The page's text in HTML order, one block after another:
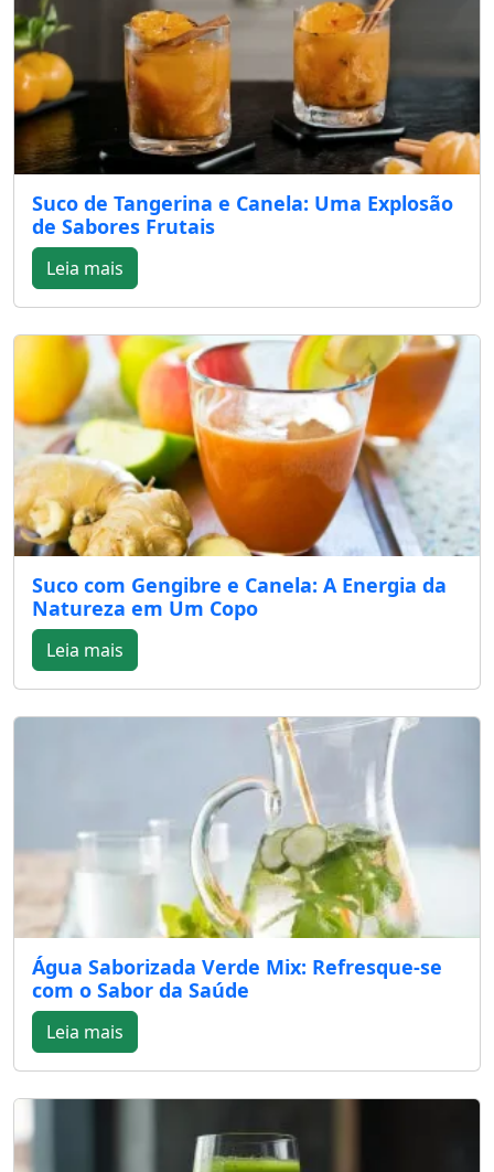
Suco de Tangerina e Canela: Uma Explosão
de Sabores Frutais
Leia mais
Suco com Gengibre e Canela: A Energia da
Natureza em Um Copo
Leia mais
Água Saborizada Verde Mix: Refresque-se
com o Sabor da Saúde
Leia mais